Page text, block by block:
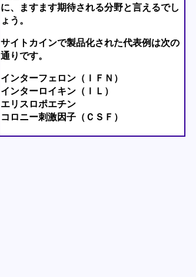
に、ますます期待される分野と言えるでし
ょう。
サイトカインで製品化された代表例は次の
通りです。
インターフェロン（ＩＦＮ）
インターロイキン（ＩＬ）
エリスロポエチン
コロニー刺激因子（ＣＳＦ）